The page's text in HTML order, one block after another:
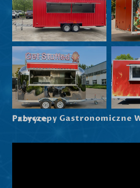
Przyczepy Gastronomiczne W Naszej Fabryce